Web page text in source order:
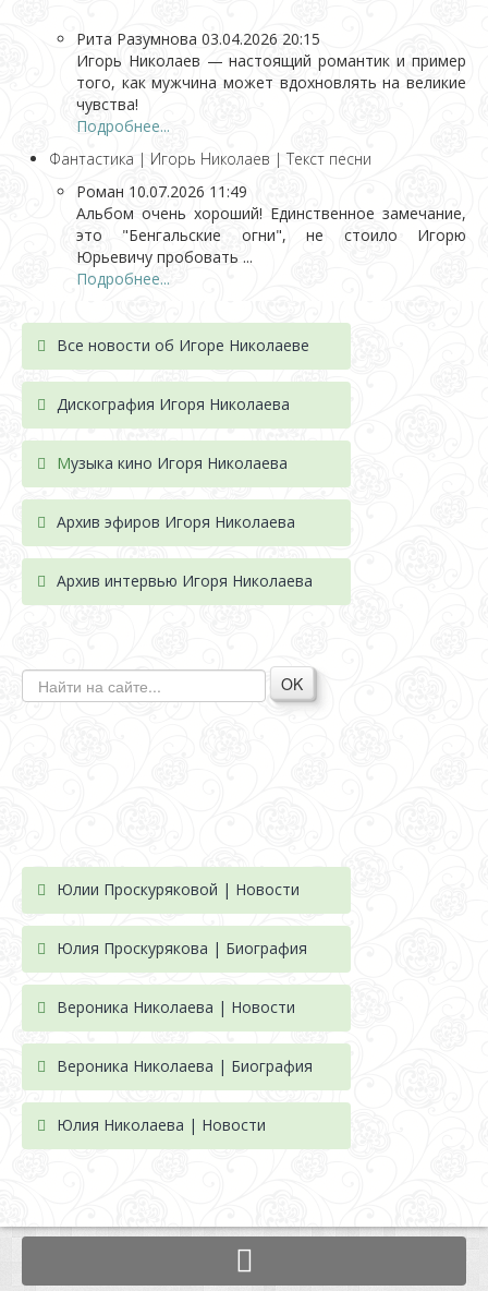
Рита Разумнова 03.04.2026 20:15
Игорь Николаев — настоящий романтик и пример
того, как мужчина может вдохновлять на великие
чувства!
Подробнее...
Фантастика | Игорь Николаев | Текст песни
Роман 10.07.2026 11:49
Альбом очень хороший! Единственное замечание,
это "Бенгальские огни", не стоило Игорю
Юрьевичу пробовать ...
Подробнее...
Все новости об Игоре Николаеве
Дискография Игоря Николаева
Музыка кино Игоря Николаева
Архив эфиров Игоря Николаева
Архив интервью Игоря Николаева
OK
Юлии Проскуряковой | Новости
Юлия Проскурякова | Биография
Вероника Николаева | Новости
Вероника Николаева | Биография
Юлия Николаева | Новости